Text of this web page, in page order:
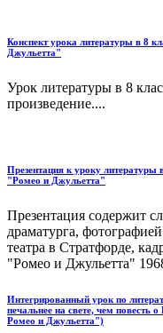
Конспект урока литературы в 8
Джульетта"
Урок литературы в 8
произведение....
Презентация к уроку литературы
"Ромео и Джульетта"
Презентация содержит
драматурга,
театра в Стратфорде,
"Ромео и Джульетта"
Интегрированный урок по
печальнее на свете, чем повесть
Ромео и Джульетта")